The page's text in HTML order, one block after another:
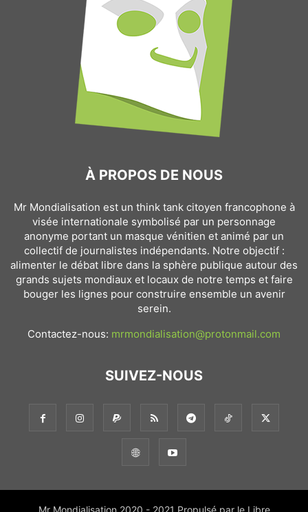
À PROPOS DE NOUS
Mr Mondialisation est un think tank citoyen francophone à
visée internationale symbolisé par un personnage
anonyme portant un masque vénitien et animé par un
collectif de journalistes indépendants. Notre objectif :
alimenter le débat libre dans la sphère publique autour des
grands sujets mondiaux et locaux de notre temps et faire
bouger les lignes pour construire ensemble un avenir
serein.
Contactez-nous: mrmondialisation@protonmail.com
SUIVEZ-NOUS